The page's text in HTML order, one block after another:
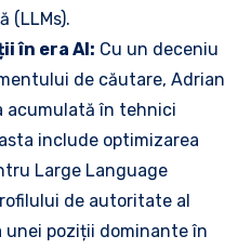
(LLMs).
în era AI: Cu un deceniu
de căutare, Adrian
acumulată în tehnici
include optimizarea
Large Language
de autoritate al
unei poziții dominante în